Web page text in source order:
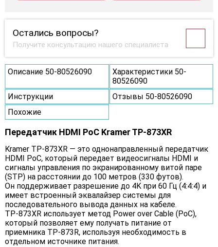
Остались вопросы?
Получите консультацию нашего специалиста
Описание 50-80526090
Характеристики 50-
80526090
Инструкции
Отзывы 50-80526090
Похожие
Передатчик HDMI PoC Kramer TP-873XR
Kramer TP-873XR — это однонаправленный передатчик
HDMI PoC, который передает видеосигналы HDMI и
сигналы управления по экранированному витой паре
(STP) на расстоянии до 100 метров (330 футов).
Он поддерживает разрешение до 4K при 60 Гц (4:4:4) и
имеет встроенный эквалайзер системы для
последовательного вывода данных на кабеле.
TP-873XR использует метод Power over Cable (PoC),
который позволяет ему получать питание от
приемника TP-873R, используя необходимость в
отдельном источнике питания.